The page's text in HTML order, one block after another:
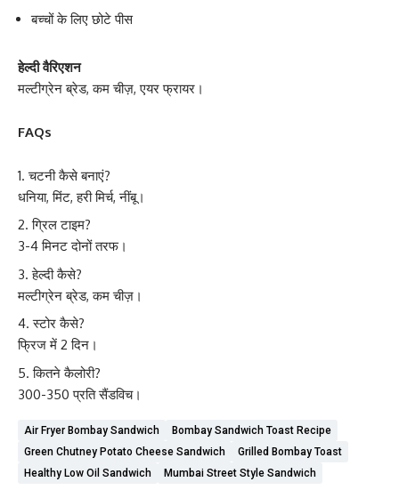
बच्चों के लिए छोटे पीस
हेल्दी वैरिएशन
मल्टीग्रेन ब्रेड, कम चीज़, एयर फ्रायर।
FAQs
चटनी कैसे बनाएं?
धनिया, मिंट, हरी मिर्च, नींबू।
ग्रिल टाइम?
3-4 मिनट दोनों तरफ।
हेल्दी कैसे?
मल्टीग्रेन ब्रेड, कम चीज़।
स्टोर कैसे?
फ्रिज में 2 दिन।
कितने कैलोरी?
300-350 प्रति सैंडविच।
Air Fryer Bombay Sandwich
Bombay Sandwich Toast Recipe
Green Chutney Potato Cheese Sandwich
Grilled Bombay Toast
Healthy Low Oil Sandwich
Mumbai Street Style Sandwich